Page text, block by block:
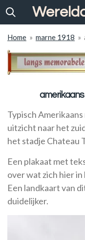
Ga
de
hoofdinhoud
Home » marne 1918 »
Typisch
uitzicht naar het
het stadje Chateau
Een plakaat met
over wat zich hier
Een landkaart van
duidelijker.